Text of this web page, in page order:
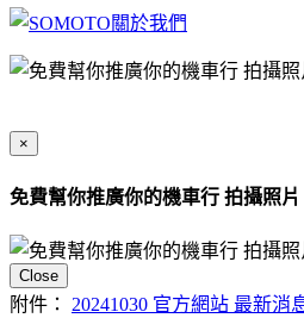
×
免費幫你推廣你的機車行 拍攝照
Close
附件： 20241030 官方網站 最新消